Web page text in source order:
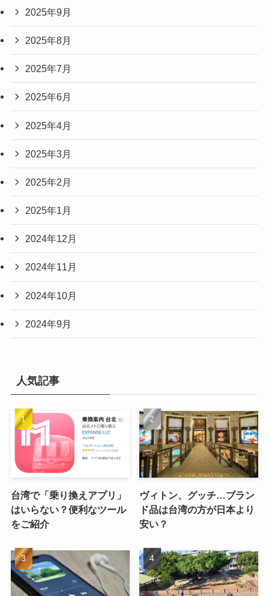
2025年9月
2025年8月
2025年7月
2025年6月
2025年4月
2025年3月
2025年2月
2025年1月
2024年12月
2024年11月
2024年10月
2024年9月
人気記事
台湾で「乗り換えアプリ」
はいらない？便利なツール
をご紹介
ヴィトン、グッチ…ブラン
ド品は台湾の方が日本より
安い？